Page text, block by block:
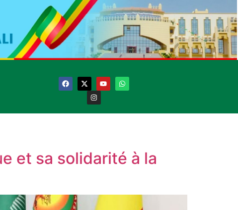
et sa solidarité à la